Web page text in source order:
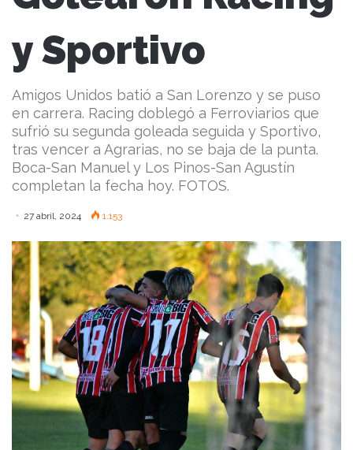
y Sportivo
Amigos Unidos batió a San Lorenzo y se puso
en carrera. Racing doblegó a Ferroviarios que
sufrió su segunda goleada seguida y Sportivo,
tras vencer a Agrarias, no se baja de la punta.
Boca-San Manuel y Los Pinos-San Agustín
completan la fecha hoy. FOTOS.
27 abril, 2024 1.153